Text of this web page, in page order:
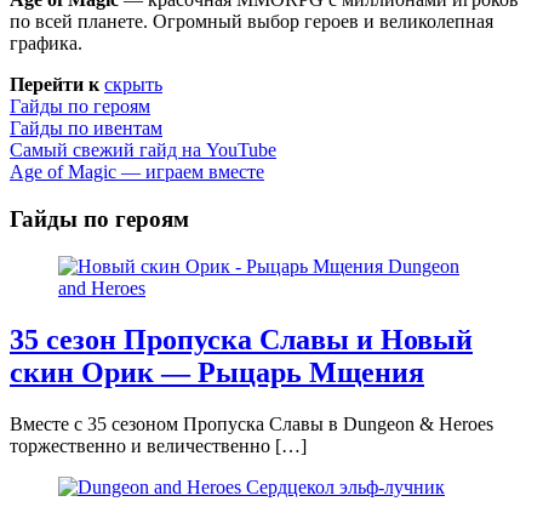
по всей планете. Огромный выбор героев и великолепная
графика.
Перейти к скрыть
Гайды по героям
Гайды по ивентам
Самый свежий гайд на YouTube
Age of Magic — играем вместе
Гайды по героям
35 сезон Пропуска Славы и Новый
скин Орик — Рыцарь Мщения
Вместе с 35 сезоном Пропуска Славы в Dungeon & Heroes
торжественно и величественно […]